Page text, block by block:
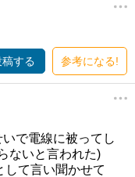
稿する 参考になる!
で電線に被ってし
ないと言われた)
て言い聞かせて